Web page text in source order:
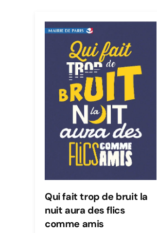
Qui fait trop de bruit la
nuit aura des flics
comme amis